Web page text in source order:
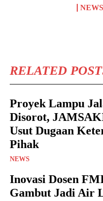
NEWS
RELATED
Proyek Lampu
Disorot,
Usut Dugaan
Pihak
NEWS
Inovasi Dosen
Gambut Jadi Air